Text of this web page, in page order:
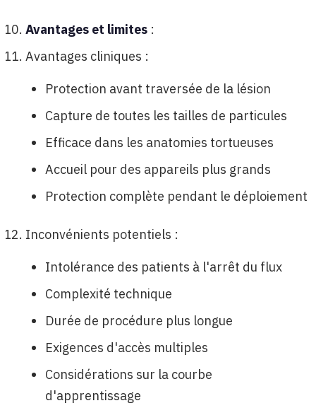
Avantages et limites :
Avantages cliniques :
Protection avant traversée de la lésion
Capture de toutes les tailles de particules
Efficace dans les anatomies tortueuses
Accueil pour des appareils plus grands
Protection complète pendant le déploiement
Inconvénients potentiels :
Intolérance des patients à l'arrêt du flux
Complexité technique
Durée de procédure plus longue
Exigences d'accès multiples
Considérations sur la courbe
d'apprentissage